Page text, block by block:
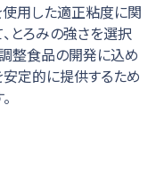
用した適正粘度に関
とろみの強さを選択
整食品の開発に込め
定的に提供するため